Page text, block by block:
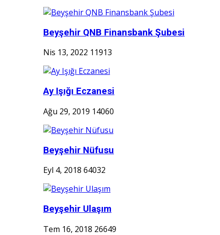
Beyşehir QNB Finansbank Şubesi
Nis 13, 2022 11913
Ay Işığı Eczanesi
Ağu 29, 2019 14060
Beyşehir Nüfusu
Eyl 4, 2018 64032
Beyşehir Ulaşım
Tem 16, 2018 26649